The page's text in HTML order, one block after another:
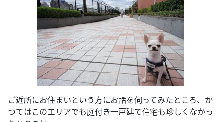
ご近所にお住まいという方にお話を伺ってみたところ、か
つてはこのエリアでも庭付き一戸建て住宅も珍しくなかっ